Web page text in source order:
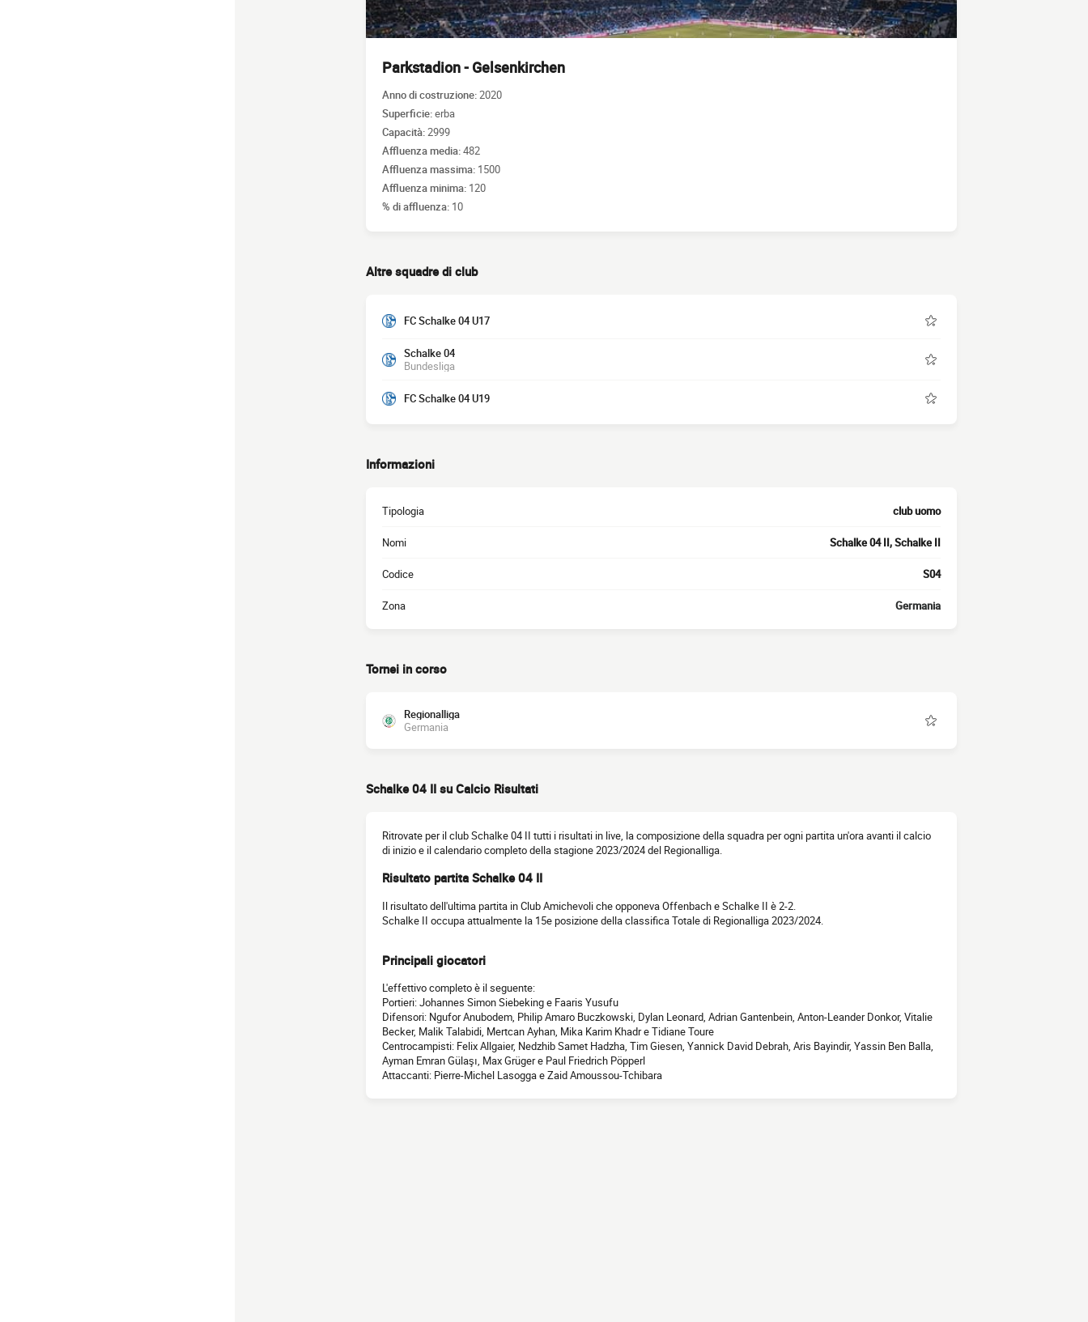
Parkstadion - Gelsenkirchen
Anno di costruzione:2020
Superficie:erba
Capacità:2999
Affluenza media:482
Affluenza massima: 1500
Affluenza minima: 120
% di affluenza: 10
Altre squadre di club
FC Schalke 04 U17
Schalke 04
Bundesliga
FC Schalke 04 U19
Informazioni
Tipologia club uomo
Nomi Schalke 04 II, Schalke II
Codice S04
Zona Germania
Tornei in corso
Regionalliga
Germania
Schalke 04 II su Calcio Risultati
Ritrovate per il club Schalke 04 II tutti i risultati in live, la composizione della squadra per ogni partita un'ora avanti il calcio
di inizio e il calendario completo della stagione 2023/2024 del Regionalliga.
Risultato partita Schalke 04 II
Il risultato dell'ultima partita in Club Amichevoli che opponeva Offenbach e Schalke II è 2-2.
Schalke II occupa attualmente la 15e posizione della classifica Totale di Regionalliga 2023/2024.
Principali giocatori
L'effettivo completo è il seguente:
Portieri: Johannes Simon Siebeking e Faaris Yusufu
Difensori: Ngufor Anubodem, Philip Amaro Buczkowski, Dylan Leonard, Adrian Gantenbein, Anton-Leander Donkor, Vitalie
Becker, Malik Talabidi, Mertcan Ayhan, Mika Karim Khadr e Tidiane Toure
Centrocampisti: Felix Allgaier, Nedzhib Samet Hadzha, Tim Giesen, Yannick David Debrah, Aris Bayindir, Yassin Ben Balla,
Ayman Emran Gülaşı, Max Grüger e Paul Friedrich Pöpperl
Attaccanti: Pierre-Michel Lasogga e Zaid Amoussou-Tchibara